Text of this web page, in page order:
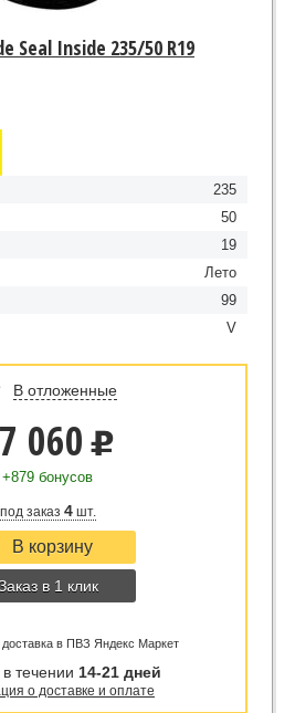
Seal Inside 235/50 R19
235
50
19
Лето
99
V
В отложенные
060 u
+879 бонусов
под заказ 4шт.
в 1 клик
в ПВЗ Яндекс Маркет
течении 14-21 дней
о доставке и оплате